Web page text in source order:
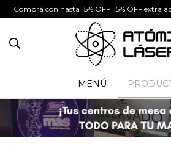
Comprá con hasta 15% OFF | 5% OFF extra
MENÚ